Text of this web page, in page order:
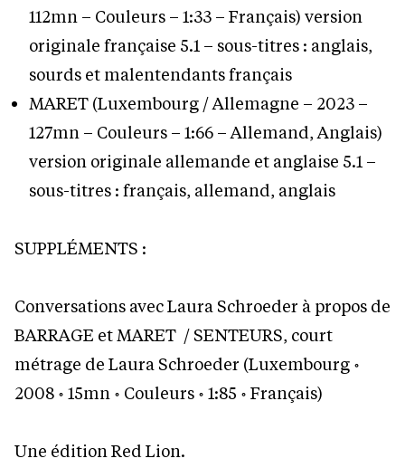
112mn – Couleurs – 1:33 – Français) version
originale française 5.1 – sous-titres : anglais,
sourds et malentendants français
MARET (Luxembourg / Allemagne – 2023 –
127mn – Couleurs – 1:66 – Allemand, Anglais)
version originale allemande et anglaise 5.1 –
sous-titres : français, allemand, anglais
SUPPLÉMENTS :
Conversations avec Laura Schroeder à propos de
BARRAGE et MARET / SENTEURS, court
métrage de Laura Schroeder (Luxembourg ॰
2008 ॰ 15mn ॰ Couleurs ॰ 1:85 ॰ Français)
Une édition Red Lion.